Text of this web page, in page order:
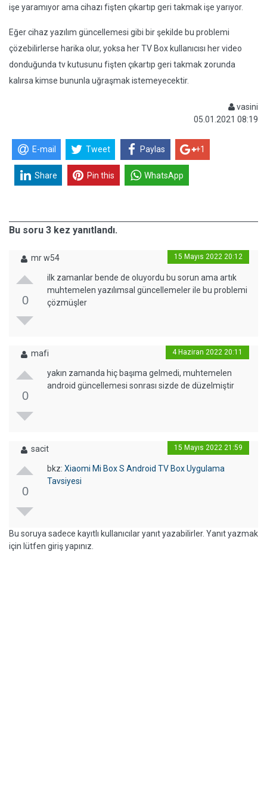
işe yaramıyor ama cihazı fişten çıkartıp geri takmak işe yarıyor.
Eğer cihaz yazılım güncellemesi gibi bir şekilde bu problemi
çözebilirlerse harika olur, yoksa her TV Box kullanıcısı her video
donduğunda tv kutusunu fişten çıkartıp geri takmak zorunda
kalırsa kimse bununla uğraşmak istemeyecektir.
vasini
05.01.2021 08:19
E-mail Tweet Paylas +1
Share Pin this WhatsApp
Bu soru 3 kez yanıtlandı.
mr w54 15 Mayıs 2022 20:12
0
ilk zamanlar bende de oluyordu bu sorun ama artık
muhtemelen yazılımsal güncellemeler ile bu problemi
çözmüşler
mafi 4 Haziran 2022 20:11
0
yakın zamanda hiç başıma gelmedi, muhtemelen
android güncellemesi sonrası sizde de düzelmiştir
sacit 15 Mayıs 2022 21:59
0
bkz: Xiaomi Mi Box S Android TV Box Uygulama
Tavsiyesi
Bu soruya sadece kayıtlı kullanıcılar yanıt yazabilirler. Yanıt yazmak
için lütfen giriş yapınız.